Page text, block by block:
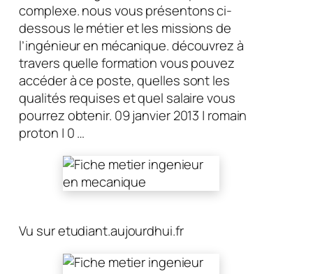
complexe. nous vous présentons ci-
dessous le métier et les missions de
l’ingénieur en mécanique. découvrez à
travers quelle formation vous pouvez
accéder à ce poste, quelles sont les
qualités requises et quel salaire vous
pourrez obtenir. 09 janvier 2013 | romain
proton | 0 …
Vu sur etudiant.aujourdhui.fr